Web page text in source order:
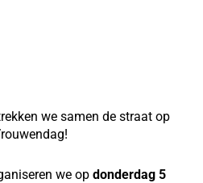
we samen de straat op
we opdonderdag 5